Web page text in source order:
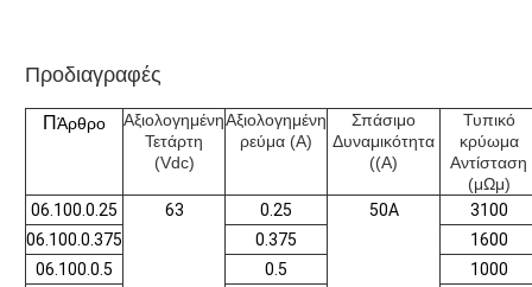
Προδιαγραφές
ΠΆρθρο
Αξιολογημένη
Τετάρτη
(Vdc)
Αξιολογημένη
ρεύμα (Α)
Σπάσιμο
Δυναμικότητα
((A)
Τυπικό
κρύωμα
Αντίσταση
(μΩμ)
06.100.0.25
63 0.25 50Α
3100
06.100.0.375
0.375
1600
06.100.0.5
0.5
1000